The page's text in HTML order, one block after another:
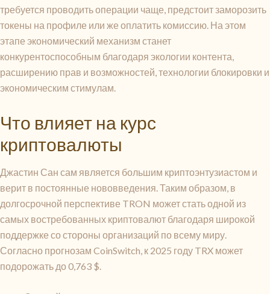
требуется проводить операции чаще, предстоит заморозить
токены на профиле или же оплатить комиссию. На этом
этапе экономический механизм станет
конкурентоспособным благодаря экологии контента,
расширению прав и возможностей, технологии блокировки и
экономическим стимулам.
Что влияет на курс
криптовалюты
Джастин Сан сам является большим криптоэнтузиастом и
верит в постоянные нововведения. Таким образом, в
долгосрочной перспективе TRON может стать одной из
самых востребованных криптовалют благодаря широкой
поддержке со стороны организаций по всему миру.
Согласно прогнозам CoinSwitch, к 2025 году TRX может
подорожать до 0,763 $.